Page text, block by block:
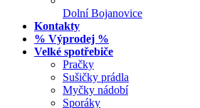
Dolní Bojanovice
Kontakty
% Výprodej %
Velké spotřebiče
Pračky
Sušičky prádla
Myčky nádobí
Sporáky